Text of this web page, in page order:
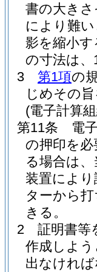
書の大き
により難
影を縮小
の寸法は
3
第1項の
じめその
(電子計算
第11条
電
の押印を
る場合は
装置によ
ターから
きる。
2
証明書等
作成しよ
出なけれ